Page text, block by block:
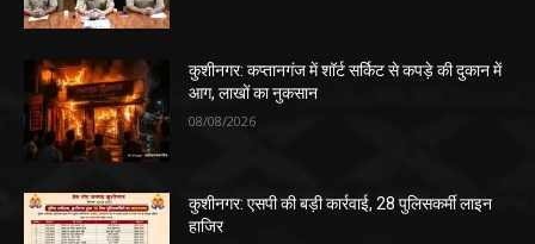
कुशीनगर: कप्तानगंज में शॉर्ट सर्किट से कपड़े की दुकान में
आग, लाखों का नुकसान
08/08/2026
कुशीनगर: एसपी की बड़ी कार्रवाई, 28 पुलिसकर्मी लाइन
हाजिर